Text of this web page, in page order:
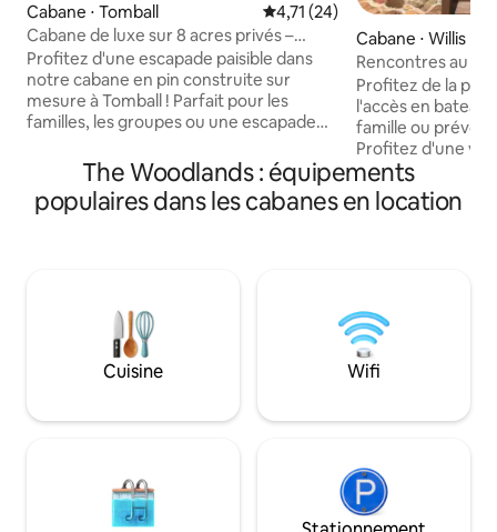
Cabane ⋅ Tomball Évaluation moyenne sur la
4,71 (24)
Cabane de luxe sur 8 acres privés –
Terrasse – Barbecue – Foyer
Profitez d'une escapade paisible dans
notre cabane en pin construite sur
mesure à Tomball ! Parfait pour les
familles, les groupes ou une escapade
soleil depuis notre grande terrasse avec
10 places assises ! Profitez de la vue sur
la nature depuis l'intérieur de notre
Wi-Fi rapide et une suite parentale
luxueuse avec un lit King Size ! 📍 Nous
sommes à 10 min du centre-ville de
Tomball | à 25 min de The Woodlands ⭐
médicales/militaires
Cabane ⋅ Willis
Rencontres au
Profitez de la
l'accès en
famille ou
Profitez d'une
votre maison loin
options de
minutes.
famille, les
fêtes
entre amis, les
religieux, les
sabbatiques
The Woodlands : équipements
populaires dans les cabanes en location
Cuisine Wifi